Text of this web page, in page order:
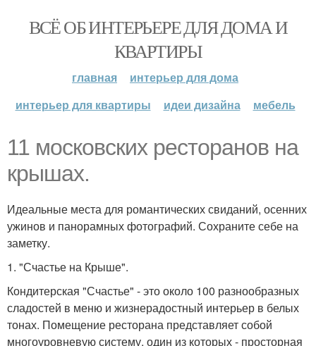
ВСЁ ОБ ИНТЕРЬЕРЕ ДЛЯ ДОМА И
КВАРТИРЫ
главная
интерьер для дома
интерьер для квартиры
идеи дизайна мебель
11 московских ресторанов на
крышах.
Идеальные места для романтических свиданий, осенних
ужинов и панорамных фотографий. Сохраните себе на
заметку.
1. "Счастье на Крыше".
Кондитерская "Счастье" - это около 100 разнообразных
сладостей в меню и жизнерадостный интерьер в белых
тонах. Помещение ресторана представляет собой
многоуровневую систему, один из которых - просторная